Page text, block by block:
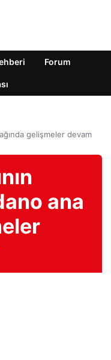
Forum
ağında gelişmeler devam
ana